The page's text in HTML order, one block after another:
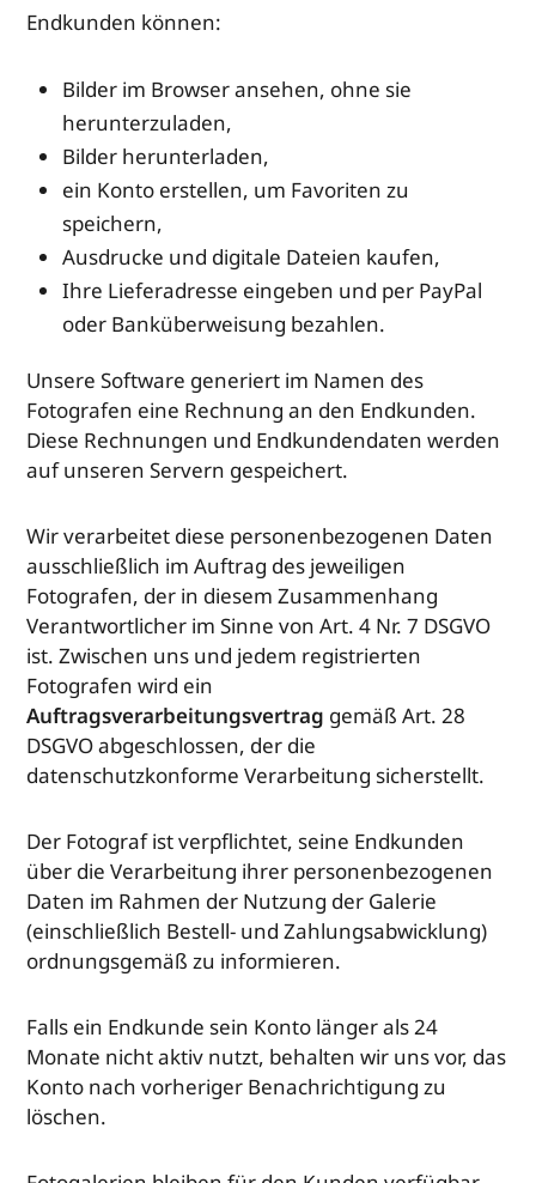
Endkunden können:
Bilder im Browser ansehen, ohne sie
herunterzuladen,
Bilder herunterladen,
ein Konto erstellen, um Favoriten zu
speichern,
Ausdrucke und digitale Dateien kaufen,
Ihre Lieferadresse eingeben und per PayPal
oder Banküberweisung bezahlen.
Unsere Software generiert im Namen des
Fotografen eine Rechnung an den Endkunden.
Diese Rechnungen und Endkundendaten werden
auf unseren Servern gespeichert.
Wir verarbeitet diese personenbezogenen Daten
ausschließlich im Auftrag des jeweiligen
Fotografen, der in diesem Zusammenhang
Verantwortlicher im Sinne von Art. 4 Nr. 7 DSGVO
ist. Zwischen uns und jedem registrierten
Fotografen wird ein
Auftragsverarbeitungsvertrag gemäß Art. 28
DSGVO abgeschlossen, der die
datenschutzkonforme Verarbeitung sicherstellt.
Der Fotograf ist verpflichtet, seine Endkunden
über die Verarbeitung ihrer personenbezogenen
Daten im Rahmen der Nutzung der Galerie
(einschließlich Bestell- und Zahlungsabwicklung)
ordnungsgemäß zu informieren.
Falls ein Endkunde sein Konto länger als 24
Monate nicht aktiv nutzt, behalten wir uns vor, das
Konto nach vorheriger Benachrichtigung zu
löschen.